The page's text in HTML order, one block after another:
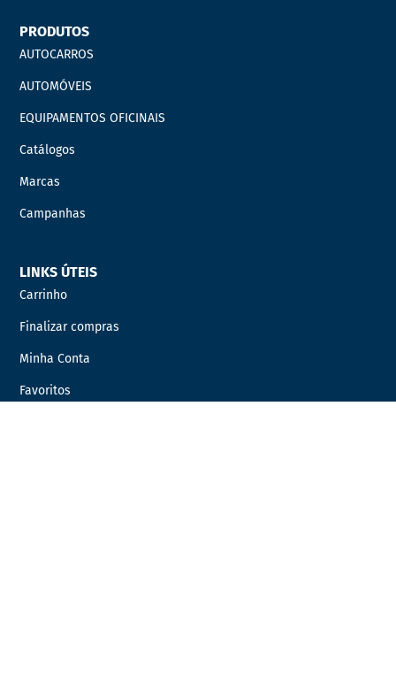
PRODUTOS
AUTOCARROS
AUTOMÓVEIS
EQUIPAMENTOS OFICINAIS
Catálogos
Marcas
Campanhas
LINKS ÚTEIS
Carrinho
Finalizar compras
Minha Conta
Favoritos